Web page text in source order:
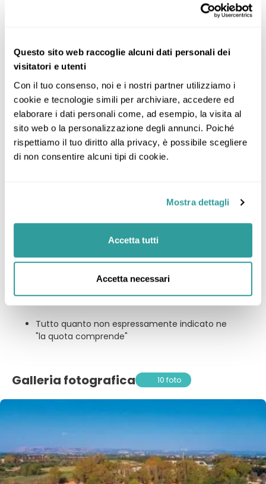
Questo sito web raccoglie alcuni dati personali dei
visitatori e utenti
Con il tuo consenso, noi e i nostri partner utilizziamo i
cookie e tecnologie simili per archiviare, accedere ed
elaborare i dati personali come, ad esempio, la visita al
sito web o la personalizzazione degli annunci. Poiché
rispettiamo il tuo diritto alla privacy, è possibile scegliere
di non consentire alcuni tipi di cookie.
Mostra dettagli
Accetta tutti
Accetta necessari
Giorno 8: Catania, Sicilia
Incluso
La quota comprende:
voli a/r con franchigia bagaglio di 23 kg
trasferimenti collettivi a/r
Escluso
La quota non comprende:
Tutto quanto non espressamente indicato ne
"la quota comprende"
Galleria fotografica 10 foto